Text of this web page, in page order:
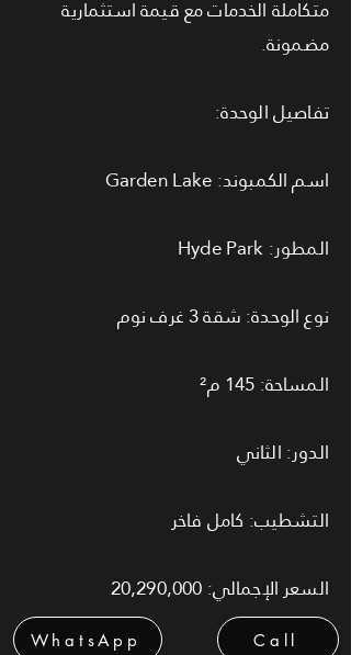
متكاملة الخدمات مع قيمة استثمارية
مضمونة.
تفاصيل الوحدة:
اسم الكمبوند: Garden Lake
المطور: Hyde Park
نوع الوحدة: شقة 3 غرف نوم
المساحة: 145 م²
الدور: الثاني
التشطيب: كامل فاخر
السعر الإجمالي: 20,290,000
WhatsApp Call